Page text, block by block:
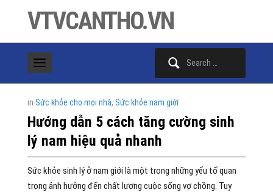
VTVCANTHO.VN
in Sức khỏe cho mọi nhà, Sức khỏe nam giới
Hướng dẫn 5 cách tăng cường sinh
lý nam hiệu quả nhanh
Sức khỏe sinh lý ở nam giới là một trong những yếu tố quan
trọng ảnh hưởng đến chất lượng cuộc sống vợ chồng. Tuy